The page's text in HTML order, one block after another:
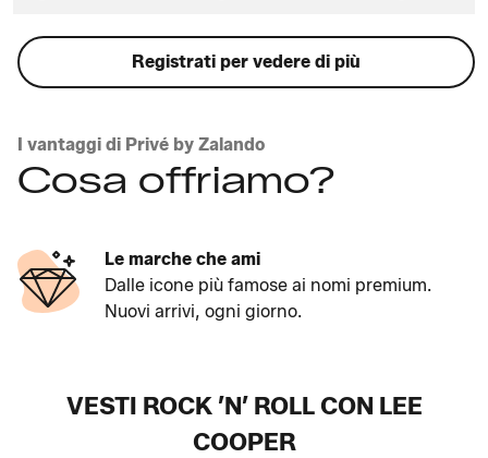
Registrati per vedere di più
I vantaggi di Privé by Zalando
Cosa offriamo?
Le marche che ami
Dalle icone più famose ai nomi premium.
Nuovi arrivi, ogni giorno.
VESTI ROCK ’N’ ROLL CON LEE
COOPER